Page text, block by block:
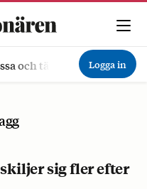
och tävla Ekonomi
Logga in
sig fler efter